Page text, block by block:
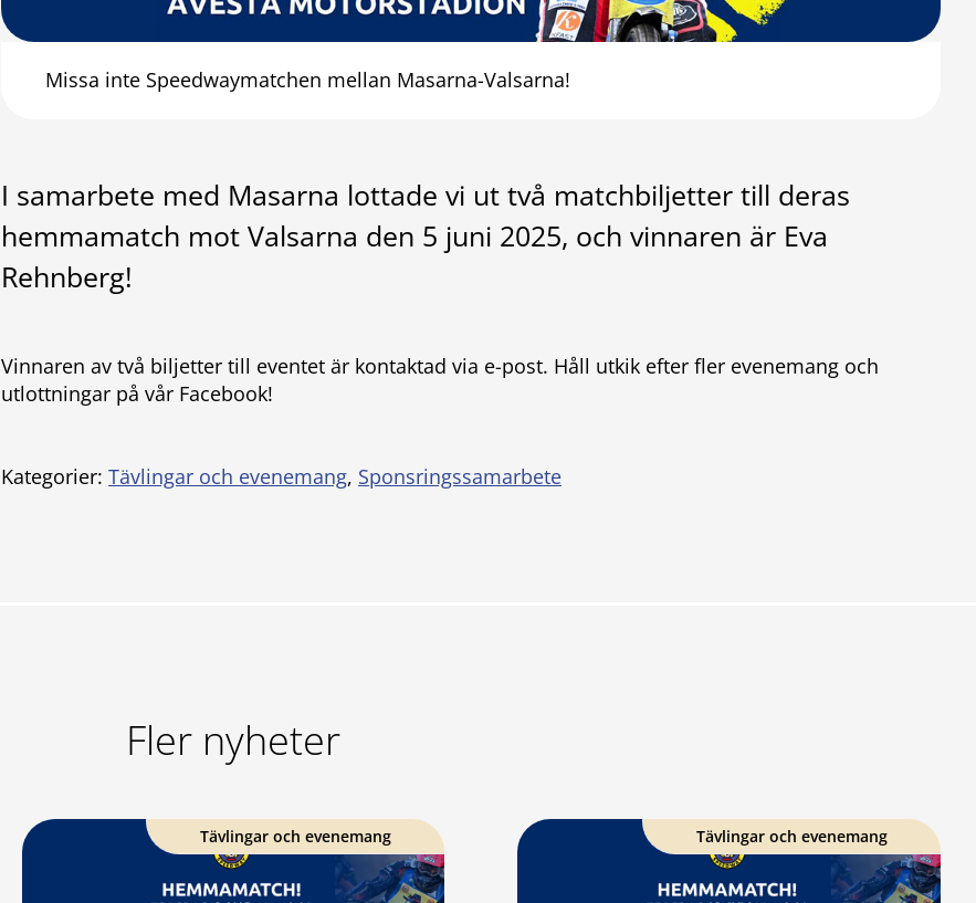
Missa inte Speedwaymatchen mellan Masarna-Valsarna!
I samarbete med Masarna lottade vi ut två matchbiljetter till deras
hemmamatch mot Valsarna den 5 juni 2025, och vinnaren är Eva
Rehnberg!
Vinnaren av två biljetter till eventet är kontaktad via e-post. Håll utkik efter fler evenemang och
utlottningar på vår Facebook!
Kategorier: Tävlingar och evenemang, Sponsringssamarbete
Fler nyheter
Tävlingar och evenemang Tävlingar och evenemang